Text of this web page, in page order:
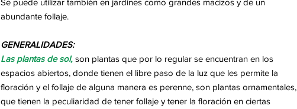
abundante follaje.
GENERALIDADES:
Las plantas de sol, son plantas que por lo regular se encuentran en los
espacios abiertos, donde tienen el libre paso de la luz que les permite la
floración y el follaje de alguna manera es perenne, son plantas ornamentales,
que tienen la peculiaridad de tener follaje y tener la floración en ciertas